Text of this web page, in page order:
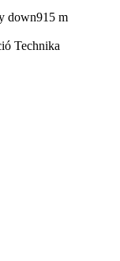
down915 m
Technika